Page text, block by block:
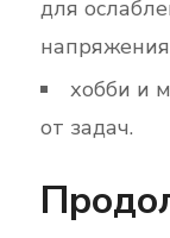
для
хобби и
от задач.